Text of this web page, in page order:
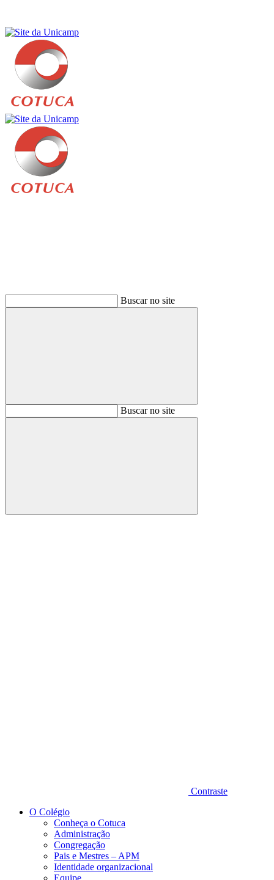
Buscar no site
BuscarBuscar no site
Buscar
Contraste
O Colégio
Conheça o Cotuca
Administração
Congregação
Pais e Mestres – APM
Identidade organizacional
Equipe